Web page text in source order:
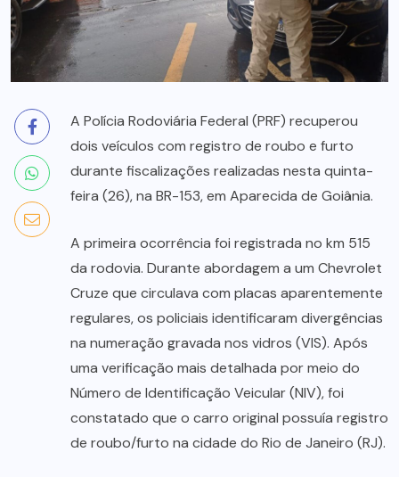
A Polícia Rodoviária Federal (PRF) recuperou
dois veículos com registro de roubo e furto
durante fiscalizações realizadas nesta quinta-
feira (26), na BR-153, em Aparecida de Goiânia.
A primeira ocorrência foi registrada no km 515
da rodovia. Durante abordagem a um Chevrolet
Cruze que circulava com placas aparentemente
regulares, os policiais identificaram divergências
na numeração gravada nos vidros (VIS). Após
uma verificação mais detalhada por meio do
Número de Identificação Veicular (NIV), foi
constatado que o carro original possuía registro
de roubo/furto na cidade do Rio de Janeiro (RJ).